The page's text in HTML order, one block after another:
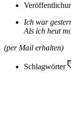
Ich war
Als ich heut
(per Mail erhalten)
Schlagwörter